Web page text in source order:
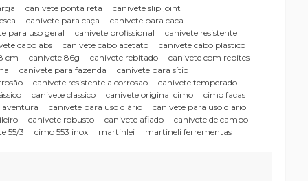
canivete ponta reta
canivete slip joint
canivete para caça
canivete para caca
para uso geral
canivete profissional
canivete resistente
cabo abs
canivete cabo acetato
canivete cabo plástico
cm
canivete 86g canivete rebitado
canivete com rebites
canivete para fazenda
canivete para sítio
canivete resistente a corrosao
canivete temperado
canivete classico canivete original cimo
cimo facas
aventura
canivete para uso diário
canivete para uso diario
canivete robusto canivete afiado
canivete de campo
55/3
cimo 553 inox martinlei martineli ferrementas